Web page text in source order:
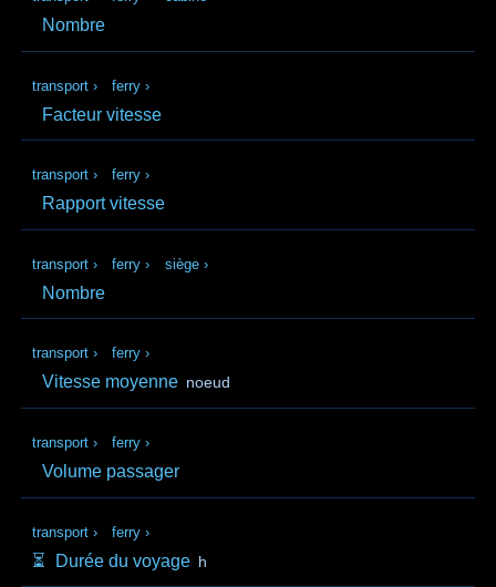
Nombre
transport › ferry ›
Facteur vitesse
transport › ferry ›
Rapport vitesse
transport › ferry › siège ›
Nombre
transport › ferry ›
Vitesse moyenne noeud
transport › ferry ›
Volume passager
transport › ferry ›
⏳️ Durée du voyage h